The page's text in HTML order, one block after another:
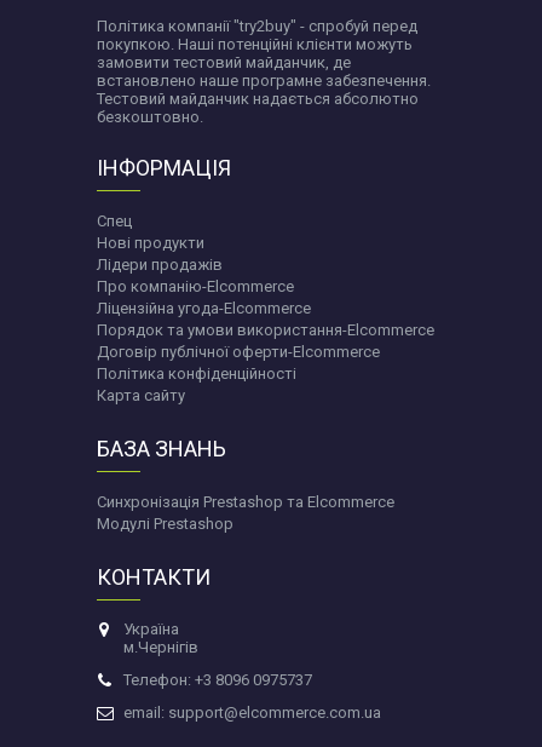
Політика компанії "try2buy" - спробуй перед
покупкою. Наші потенційні клієнти можуть
замовити тестовий майданчик, де
встановлено наше програмне забезпечення.
Тестовий майданчик надається абсолютно
безкоштовно.
ІНФОРМАЦІЯ
Спец
Нові продукти
Лідери продажів
Про компанію-Elcommerce
Ліцензійна угода-Elcommerce
Порядок та умови використання-Elcommerce
Договір публічної оферти-Elcommerce
Політика конфіденційності
Карта сайту
БАЗА ЗНАНЬ
Синхронізація Prestashop та Elcommerce
Модулі Prestashop
КОНТАКТИ
Україна
м.Чернігів
Телефон: +3 8096 0975737
email: support@elcommerce.com.ua